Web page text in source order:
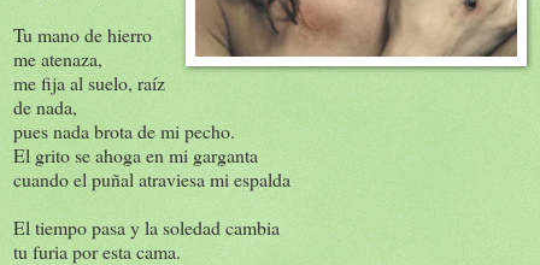
Tu mano de hierro
me atenaza,
me fija al suelo, raíz
de nada,
pues nada brota de mi pecho.
El grito se ahoga en mi garganta
cuando el puñal atraviesa mi espalda
El tiempo pasa y la soledad cambia
tu furia por esta cama.